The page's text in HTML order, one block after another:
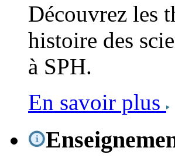
Découvrez les
histoire des
à SPH.
En savoir plus